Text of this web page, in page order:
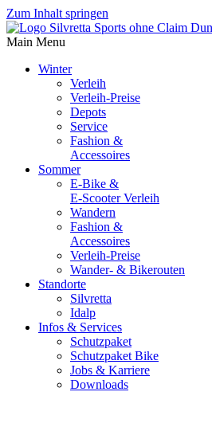
Zum Inhalt springen
Main Menu
Winter
Verleih
Verleih-Preise
Depots
Service
Fashion &
Accessoires
Sommer
E-Bike &
E-Scooter Verleih
Wandern
Fashion &
Accessoires
Verleih-Preise
Wander- & Bikerouten
Standorte
Silvretta
Idalp
Infos & Services
Schutzpaket
Schutzpaket Bike
Jobs & Karriere
Downloads